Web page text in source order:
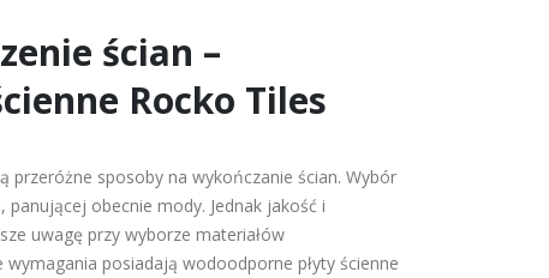
ścian –
Rocko Tiles
przeróżne sposoby na wykończanie ścian. Wybór
obecnie mody. Jednak jakość i
uwagę przy wyborze materiałów
posiadają wodoodporne płyty ścienne